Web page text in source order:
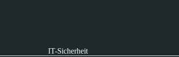
IT-Sicherheit